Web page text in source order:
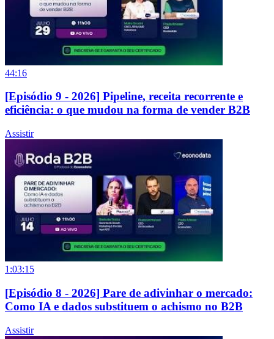
44:16
[Episódio 9 - 2026] Pipeline, receita recorrente e
eficiência: o que mudou na forma de vender B2B
Assistir
1:03:15
[Episódio 8 - 2026] Pare de adivinhar o mercado:
Como IA e dados substituem o achismo no B2B
Assistir